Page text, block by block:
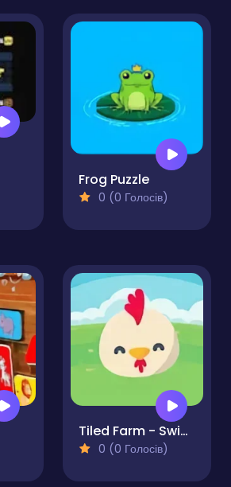
Frog Puzzle
0 (0 Голосів)
Tiled Farm - Swipe and Solve
0 (0 Голосів)